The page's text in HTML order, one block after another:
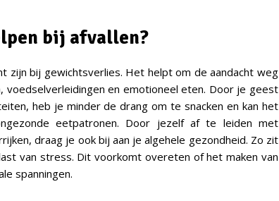
bij afvallen?
zijn bij gewichtsverlies. Het helpt om de aandacht weg
voedselverleidingen en emotioneel eten. Door je geest
heb je minder de drang om te snacken en kan het
eetpatronen. Door jezelf af te leiden met
draag je ook bij aan je algehele gezondheid. Zo zit
van stress. Dit voorkomt overeten of het maken van
spanningen.